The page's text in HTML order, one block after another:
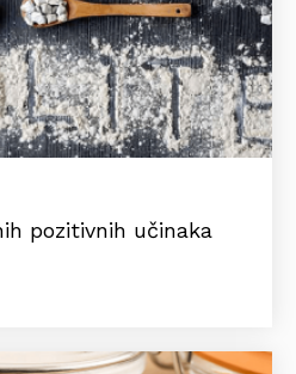
pozitivnih učinaka